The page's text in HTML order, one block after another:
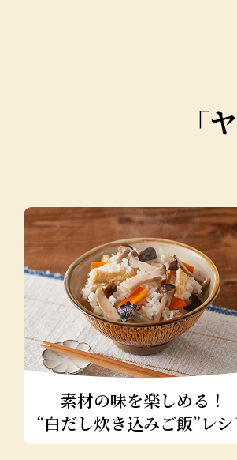
「
素材の味を楽しめる！
“白だし炊き込みご飯”レ